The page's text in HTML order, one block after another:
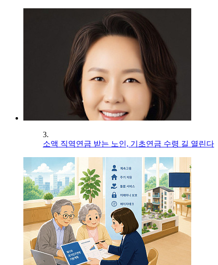
3.
소액 직역연금 받는 노인, 기초연금 수령 길 열린다